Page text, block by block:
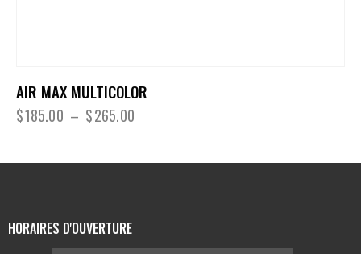
AIR MAX MULTICOLOR
$185.00 – $265.00
HORAIRES D'OUVERTURE